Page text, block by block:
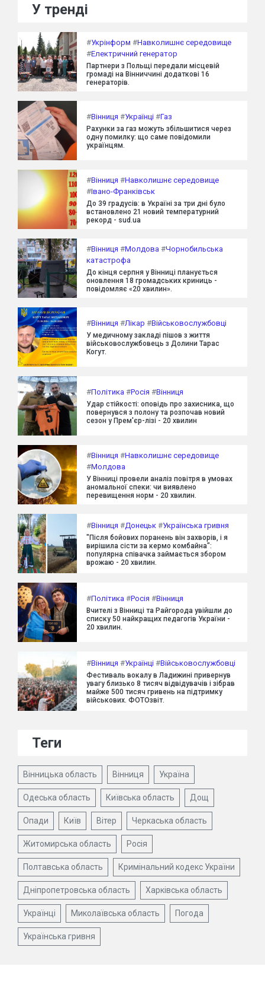
У тренді
#Укрінформ #Навколишнє середовище
#Електричний генератор
Партнери з Польщі передали місцевій
громаді на Вінниччині додаткові 16
генераторів.
#Вінниця #Українці #Газ
Рахунки за газ можуть збільшитися через
одну помилку: що саме повідомили
українцям.
#Вінниця #Навколишнє середовище
#Івано-Франківськ
До 39 градусів: в Україні за три дні було
встановлено 21 новий температурний
рекорд - sud.ua
#Вінниця #Молдова #Чорнобильська
катастрофа
До кінця серпня у Вінниці планується
оновлення 18 громадських криниць -
повідомляє «20 хвилин».
#Вінниця #Лікар #Військовослужбовці
У медичному закладі пішов з життя
військовослужбовець з Долини Тарас
Когут.
#Політика #Росія #Вінниця
Удар стійкості: оповідь про захисника, що
повернувся з полону та розпочав новий
сезон у Прем'єр-лізі - 20 хвилин
#Вінниця #Навколишнє середовище
#Молдова
У Вінниці провели аналіз повітря в умовах
аномальної спеки: чи виявлено
перевищення норм - 20 хвилин.
#Вінниця #Донецьк #Українська гривня
"Після бойових поранень він захворів, і я
вирішила сісти за кермо комбайна":
популярна співачка займається збором
врожаю - 20 хвилин.
#Політика #Росія #Вінниця
Вчителі з Вінниці та Райгорода увійшли до
списку 50 найкращих педагогів України -
20 хвилин.
#Вінниця #Українці #Військовослужбовці
Фестиваль вокалу в Ладижині привернув
увагу близько 8 тисяч відвідувачів і зібрав
майже 500 тисяч гривень на підтримку
військових. ФОТОзвіт.
Теги
Вінницька область Вінниця Україна
Одеська область Київська область Дощ
Опади Київ Вітер Черкаська область
Житомирська область Росія
Полтавська область Кримінальний кодекс України
Дніпропетровська область Харківська область
Українці Миколаївська область Погода
Українська гривня